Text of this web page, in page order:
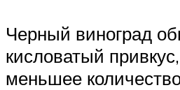
Черный виноград
кисловатый
меньшее